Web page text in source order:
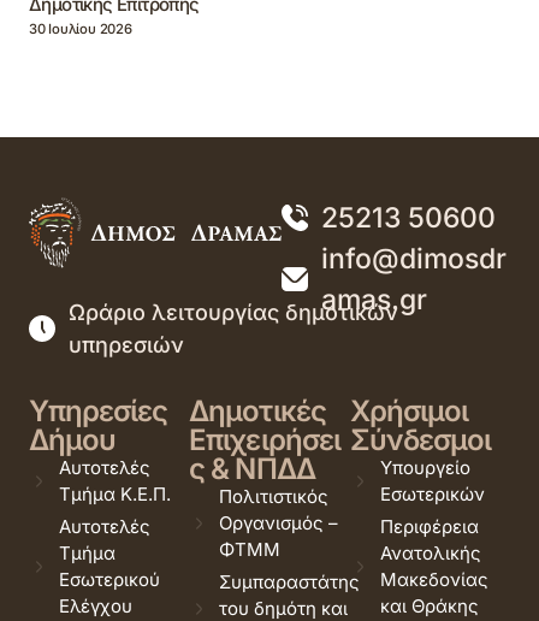
30 Ιουλίου 2026
25213 50600
info@dimosdr
amas.gr
Ωράριο λειτουργίας δημοτικών
υπηρεσιών
Υπηρεσίες
Δήμου
Αυτοτελές
Τμήμα Κ.Ε.Π.
Αυτοτελές
Τμήμα
Εσωτερικού
Ελέγχου
Δημοτικές
Επιχειρήσει
ς & ΝΠΔΔ
Πολιτιστικός
Οργανισμός –
ΦΤΜΜ
Συμπαραστάτης
του δημότη και
Χρήσιμοι
Σύνδεσμοι
Υπουργείο
Εσωτερικών
Περιφέρεια
Ανατολικής
Μακεδονίας
και Θράκης